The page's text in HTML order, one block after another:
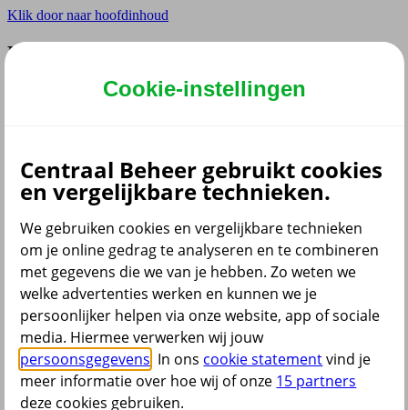
Klik door naar hoofdinhoud
Hoofdmenu navigatie
Instellingen
Dyslexie lettertype
Aan / Uit
Cookies aanpassen
CoBrowsing
Start
Cookie-instellingen
Centraal Beheer gebruikt cookies
en vergelijkbare technieken.
We gebruiken cookies en vergelijkbare technieken
om je online gedrag te analyseren en te combineren
met gegevens die we van je hebben. Zo weten we
welke advertenties werken en kunnen we je
persoonlijker helpen via onze website, app of sociale
media. Hiermee verwerken wij jouw
persoonsgegevens . In ons cookie statementvind je
meer informatie over hoe wij of onze 15 partners
deze cookies gebruiken.